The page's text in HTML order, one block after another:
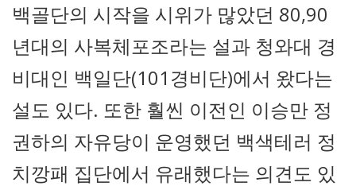
백골단의 시작을 시위가 많았던 80,90
년대의 사복체포조라는 설과 청와대 경
비대인 백일단(101경비단)에서 왔다는
설도 있다. 또한 훨씬 이전인 이승만 정
권하의 자유당이 운영했던 백색테러 정
치깡패 집단에서 유래했다는 의견도 있